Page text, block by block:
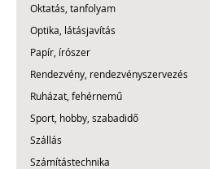
Oktatás, tanfolyam
Optika, látásjavítás
Papír, írószer
Rendezvény, rendezvényszervezés
Ruházat, fehérnemű
Sport, hobby, szabadidő
Szállás
Számítástechnika